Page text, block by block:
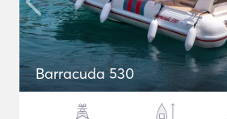
Barracuda 530